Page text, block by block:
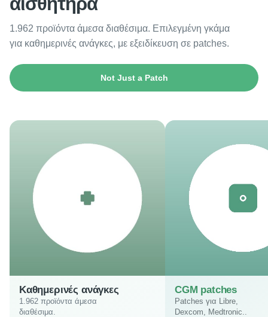
1.962 προϊόντα άμεσα διαθέσιμα. Επιλεγμένη γκάμα
για καθημερινές ανάγκες, με εξειδίκευση σε patches.
Not Just a Patch
Καθημερινές ανάγκες
1.962 προϊόντα άμεσα
διαθέσιμα.
CGM patches
Patches για Libre,
Dexcom, Medtronic..